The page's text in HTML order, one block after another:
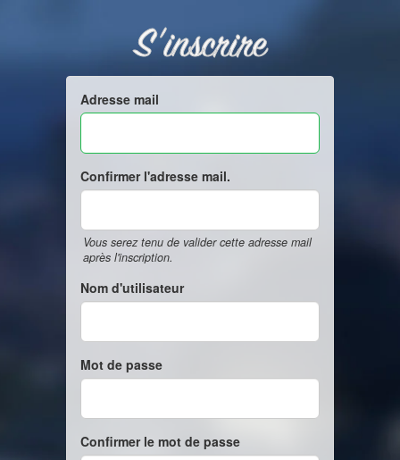
S'inscrire
Adresse mail
Confirmer l'adresse mail.
Vous serez tenu de valider cette adresse mail
après l'inscription.
Nom d'utilisateur
Mot de passe
Confirmer le mot de passe